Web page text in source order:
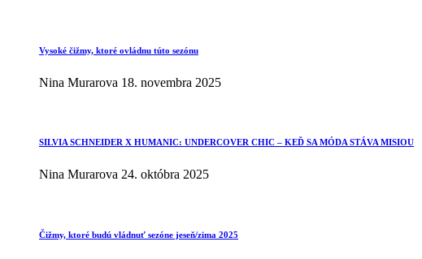
Vysoké čižmy, ktoré ovládnu túto sezónu
Nina Murarova 18. novembra 2025
SILVIA SCHNEIDER X HUMANIC: UNDERCOVER CHIC – KEĎ SA MÓDA STÁVA MISIOU
Nina Murarova 24. októbra 2025
Čižmy, ktoré budú vládnuť sezóne jeseň/zima 2025